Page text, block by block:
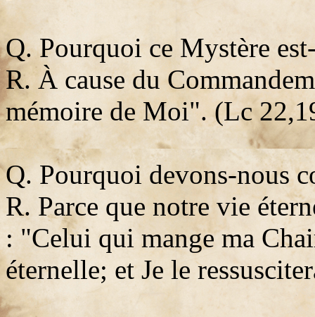
Q. Pourquoi ce Mystère
R. À cause du
mémoire de Moi". (Lc
Q. Pourquoi devons-nous
R. Parce que notre vie
: "Celui qui mange ma
éternelle; et Je le